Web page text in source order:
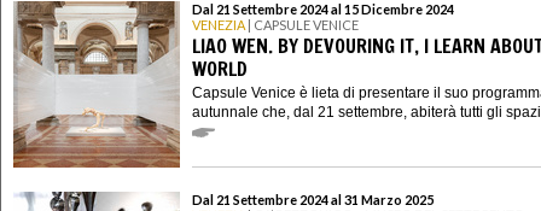
Dal 21 Settembre 2024 al 15 Dicembre 2024
VENEZIA | CAPSULE VENICE
LIAO WEN. BY DEVOURING IT, I LEARN
WORLD
Capsule Venice è lieta di presentare il suo
autunnale che, dal 21 settembre, abiterà tutti gli
Dal 21 Settembre 2024 al 31 Marzo 2025